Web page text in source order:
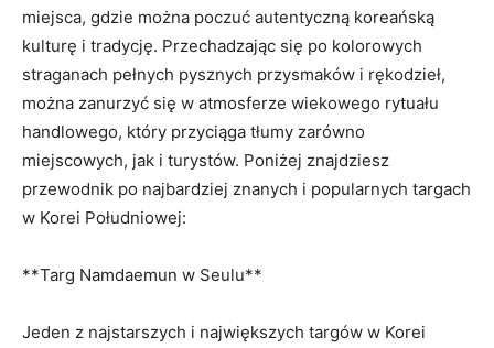
⁢miejsca, gdzie można poczuć ⁣autentyczną koreańską
kulturę i⁣ tradycję. Przechadzając się‍ po kolorowych
straganach pełnych pysznych przysmaków ‌i rękodzieł,
można‌ zanurzyć się w ‍atmosferze wiekowego rytuału
handlowego, ​który przyciąga tłumy zarówno
miejscowych, jak i turystów. Poniżej znajdziesz‍
przewodnik ‍po‌ najbardziej⁣ znanych i‌ popularnych targach
w Korei⁣ Południowej:
**Targ Namdaemun ‍w Seulu**
Jeden z najstarszych i największych targów w Korei